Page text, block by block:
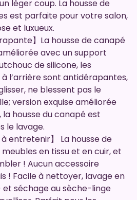
léger coup. La housse de
est parfaite pour votre salon,
et luxueux.
】La housse de canapé
avec un support
de silicone, les
l’arrière sont antidérapantes,
ne blessent pas le
version exquise améliorée
la housse du canapé est
le lavage.
à entretenir】 La housse de
en tissu et en cuir, et
! Aucun accessoire
! Facile à nettoyer, lavage en
séchage au sèche-linge